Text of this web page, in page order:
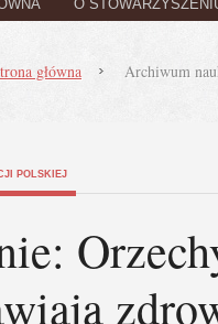
O
główna Archiwum
POLSKIEJ